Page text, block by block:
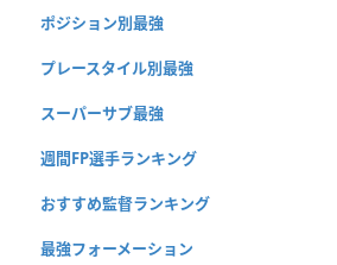
ポジション別最強
プレースタイル別最強
スーパーサブ最強
週間FP選手ランキング
おすすめ監督ランキング
最強フォーメーション